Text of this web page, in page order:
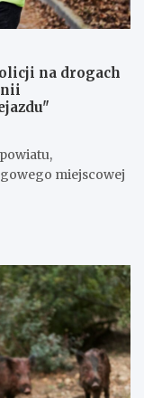
na drogach
miejscowej